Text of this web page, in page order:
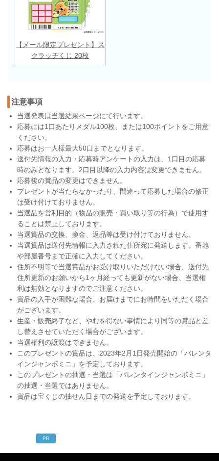
【メール限定プレゼント】ス
クラッチくじ 20枚
注意事項
当選発表は当選結果ページにて行います。
応募には1口あたりメダル100枚、または100ポイントをご用意
ください。
応募はお一人様最大50口までとなります。
送付先情報の入力・応募時アンケートの入力は、1口目の応募
時のみとなります。2口目以降の入力内容は変更できません。
応募後の賞品の変更はできません。
プレゼントが当たらなかったり、間違って応募した場合の修正
は受け付けておりません。
当選品を営利目的（物品の販売・買い取り等の行為）で使用す
ることは禁止しております。
当選賞品の交換、換金、返品等は受け付けておりません。
当選賞品は送付先情報に入力された住所宛に発送します。番地
や部屋番号まで正確に入力してください。
住所不明等で当選賞品がお受け取りいただけない場合、送付先
住所更新のお願いから1ヶ月経っても更新がない場合、当選権
利は無効となりますのでご注意ください。
賞品の入手が困難な場合、お届けまでにお時間をいただく場合
がございます。
生産・販売終了など、やむを得ない事情により同等の賞品と差
し替えさせていただく場合がございます。
当選権利の譲渡はできません。
このプレゼントの賞品は、2023年2月1日発売開始の「バレンタ
インジャンボミニ」を予定しております。
このプレゼントの抽選・当選は「バレンタインジャンボミニ」
の抽選・当選ではありません。
賞品は宝くじの抽せん日までの発送を予定しております。
PR